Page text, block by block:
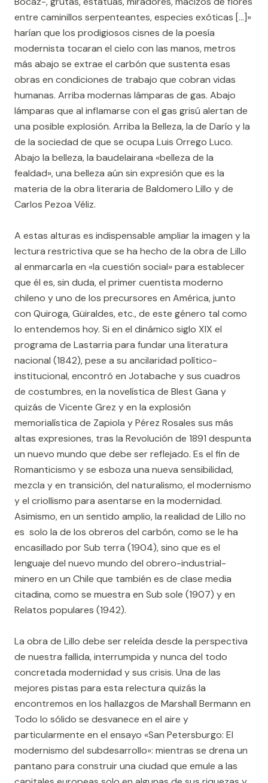
entre caminillos serpenteantes, especies exóticas […]»
harían que los prodigiosos cisnes de la poesía
modernista tocaran el cielo con las manos, metros
más abajo se extrae el carbón que sustenta esas
obras en condiciones de trabajo que cobran vidas
humanas. Arriba modernas lámparas de gas. Abajo
lámparas que al inflamarse con el gas grisú alertan de
una posible explosión. Arriba la Belleza, la de Darío y la
de la sociedad de que se ocupa Luis Orrego Luco.
Abajo la belleza, la baudelairana «belleza de la
fealdad», una belleza aún sin expresión que es la
materia de la obra literaria de Baldomero Lillo y de
Carlos Pezoa Véliz.
A estas alturas es indispensable ampliar la imagen y la
lectura restrictiva que se ha hecho de la obra de Lillo
al enmarcarla en «la cuestión social» para establecer
que él es, sin duda, el primer cuentista moderno
chileno y uno de los precursores en América, junto
con Quiroga, Güiraldes, etc., de este género tal como
lo entendemos hoy. Si en el dinámico siglo XIX el
programa de Lastarria para fundar una literatura
nacional (1842), pese a su ancilaridad político-
institucional, encontró en Jotabache y sus cuadros
de costumbres, en la novelística de Blest Gana y
quizás de Vicente Grez y en la explosión
memorialística de Zapiola y Pérez Rosales sus más
altas expresiones, tras la Revolución de 1891 despunta
un nuevo mundo que debe ser reflejado. Es el fin de
Romanticismo y se esboza una nueva sensibilidad,
mezcla y en transición, del naturalismo, el modernismo
y el criollismo para asentarse en la modernidad.
Asimismo, en un sentido amplio, la realidad de Lillo no
es solo la de los obreros del carbón, como se le ha
encasillado por Sub terra (1904), sino que es el
lenguaje del nuevo mundo del obrero-industrial-
minero en un Chile que también es de clase media
citadina, como se muestra en Sub sole (1907) y en
Relatos populares (1942).
La obra de Lillo debe ser releída desde la perspectiva
de nuestra fallida, interrumpida y nunca del todo
concretada modernidad y sus crisis. Una de las
mejores pistas para esta relectura quizás la
encontremos en los hallazgos de Marshall Bermann en
Todo lo sólido se desvanece en el aire y
particularmente en el ensayo «San Petersburgo: El
modernismo del subdesarrollo»: mientras se drena un
pantano para construir una ciudad que emule a las